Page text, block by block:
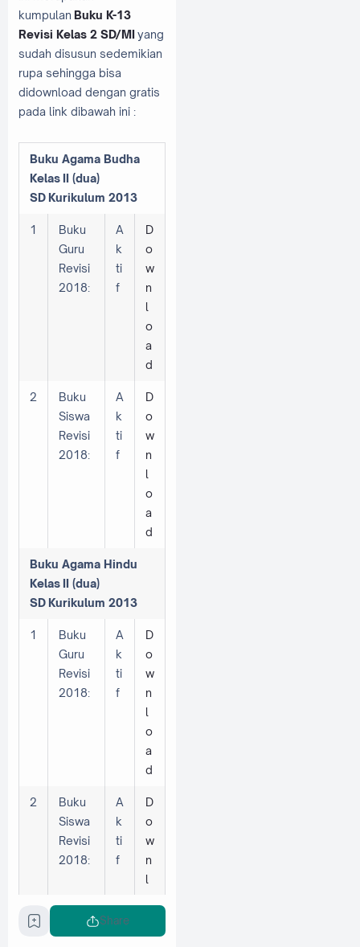
kumpulan Buku K-13
Revisi Kelas 2 SD/MIyang
sudah disusun sedemikian
rupa sehingga bisa
didownload dengan gratis
pada link dibawah ini :
Buku Agama Budha
Kelas II (dua)
SD Kurikulum 2013
1
Buku
Guru
Revisi
2018:
A
k
ti
f
D
o
w
n
l
o
a
d
2
Buku
Siswa
Revisi
2018:
A
k
ti
f
D
o
w
n
l
o
a
d
Buku Agama Hindu
Kelas II (dua)
SD Kurikulum 2013
1
Buku
Guru
Revisi
2018:
A
k
ti
f
D
o
w
n
l
o
a
d
2
Buku
Siswa
Revisi
2018:
A
k
ti
f
D
o
w
n
l
d
Share